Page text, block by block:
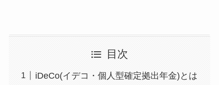
目次
iDeCo(イデコ・個人型確定拠出年金)とは